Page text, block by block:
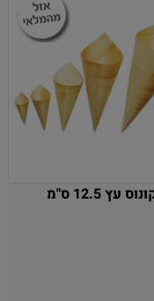
עץ 12.5 ס"מ